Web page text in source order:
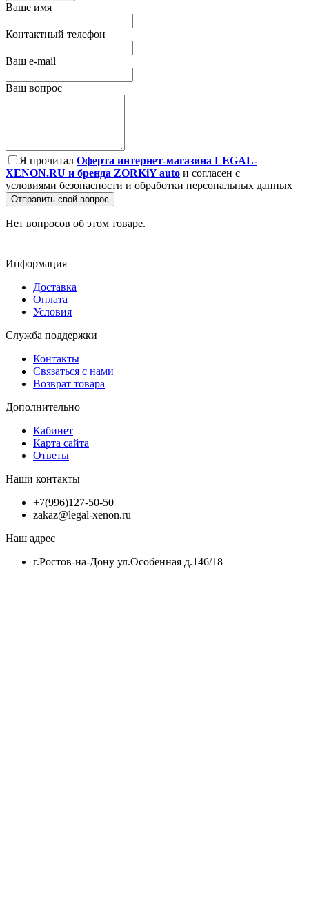
Ваше имя
Контактный телефон
Ваш e-mail
Ваш вопрос
Я прочитал Оферта интернет-магазина LEGAL-
XENON.RU и бренда ZORKiY auto и согласен с
условиями безопасности и обработки персональных данных
Отправить свой вопрос
Нет вопросов об этом товаре.
Информация
Доставка
Оплата
Условия
Служба поддержки
Контакты
Связаться с нами
Возврат товара
Дополнительно
Кабинет
Карта сайта
Ответы
Наши контакты
+7(996)127-50-50
zakaz@legal-xenon.ru
Наш адрес
г.Ростов-на-Дону ул.Особенная д.146/18